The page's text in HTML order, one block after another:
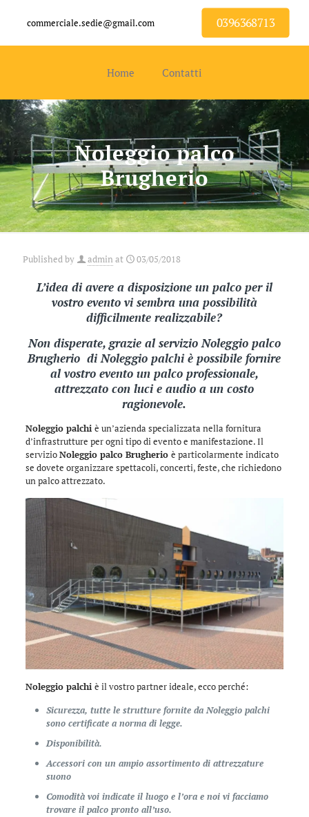
commerciale.sedie@gmail.com 0396368713
Home Contatti
Noleggio palco
Brugherio
Published by admin at 03/05/2018
L’idea di avere a disposizione un palco per il
vostro evento vi sembra una possibilità
difficilmente realizzabile?
Non disperate, grazie al servizio Noleggio palco
Brugherio diNoleggio palchiè possibile fornire
al vostro evento un palco professionale,
attrezzato con luci e audio a un costo
ragionevole.
Noleggio palchi è un’azienda specializzata nella fornitura
d’infrastrutture per ogni tipo di evento e manifestazione. Il
servizioNoleggio palco Brugherio è particolarmente indicato
se dovete organizzare spettacoli, concerti, feste, che richiedono
un palco attrezzato.
Noleggio palchi è il vostro partner ideale, ecco perché:
Sicurezza, tutte le strutture fornite da Noleggio palchi
sono certificate a norma di legge.
Disponibilità.
Accessori con un ampio assortimento di attrezzature
suono
Comodità voi indicate il luogo e l’ora e noi vi facciamo
trovare il palco pronto all’uso.